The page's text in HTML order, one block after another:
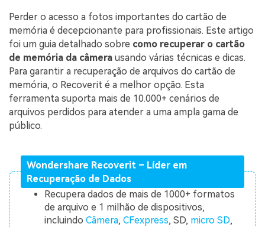
Perder o acesso a fotos importantes do cartão de
memória é decepcionante para profissionais. Este artigo
foi um guia detalhado sobre como recuperar o cartão
de memória da câmera usando várias técnicas e dicas.
Para garantir a recuperação de arquivos do cartão de
memória, o Recoverit é a melhor opção. Esta
ferramenta suporta mais de 10.000+ cenários de
arquivos perdidos para atender a uma ampla gama de
público.
Wondershare Recoverit – Líder em
Recuperação de Dados
Recupera dados de mais de 1000+ formatos
de arquivo e 1 milhão de dispositivos,
incluindoCâmera,CFexpress, SD, micro SD,